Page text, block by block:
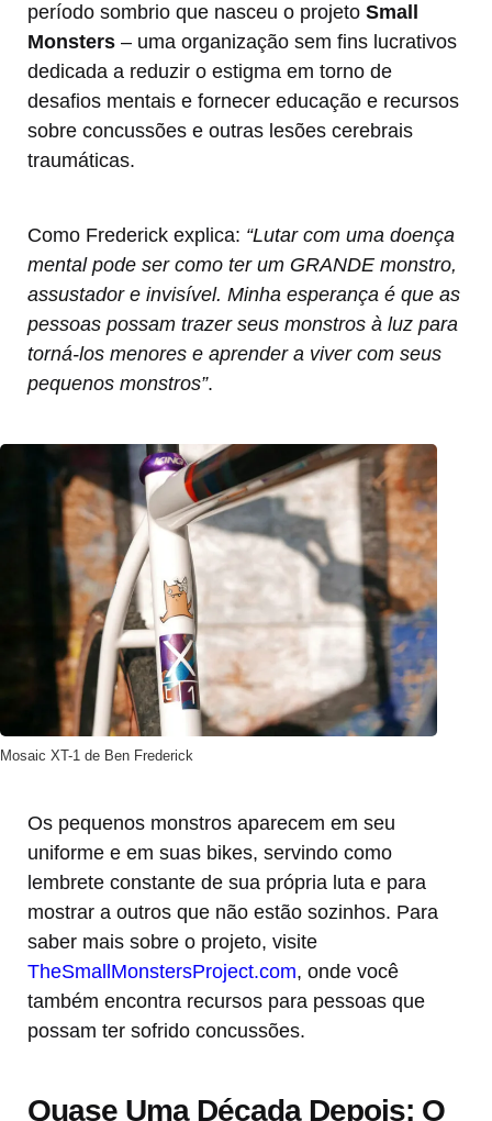
período sombrio que nasceu o projeto Small
Monsters – uma organização sem fins lucrativos
dedicada a reduzir o estigma em torno de
desafios mentais e fornecer educação e recursos
sobre concussões e outras lesões cerebrais
traumáticas.
Como Frederick explica: “Lutar com uma doença
mental pode ser como ter um GRANDE monstro,
assustador e invisível. Minha esperança é que as
pessoas possam trazer seus monstros à luz para
torná-los menores e aprender a viver com seus
pequenos monstros”.
Mosaic XT-1 de Ben Frederick
Os pequenos monstros aparecem em seu
uniforme e em suas bikes, servindo como
lembrete constante de sua própria luta e para
mostrar a outros que não estão sozinhos. Para
saber mais sobre o projeto, visite
TheSmallMonstersProject.com, onde você
também encontra recursos para pessoas que
possam ter sofrido concussões.
Quase Uma Década Depois: O